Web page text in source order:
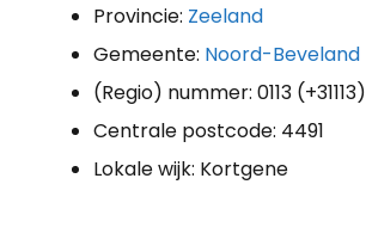
Provincie: Zeeland
Gemeente: Noord-Beveland
(Regio) nummer: 0113 (+31113)
Centrale postcode: 4491
Lokale wijk: Kortgene